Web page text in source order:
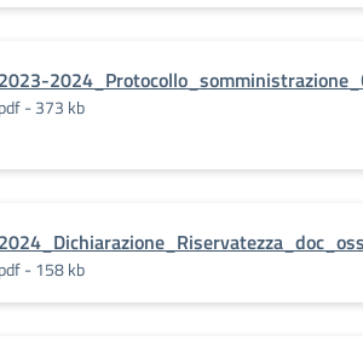
2023-
pdf - 373 kb
pdf - 158 kb